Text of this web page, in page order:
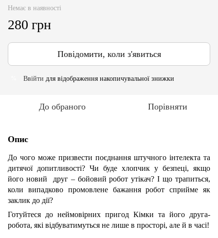
Немає в наявності
280 грн
Повідомити, коли з'явиться
Ввійти для відображення накопичувальної знижки
До обраного Порівняти
Опис
До чого може призвести поєднання штучного інтелекта та
дитячої допитливості? Чи буде хлопчик у безпеці, якщо
його новий друг – бойовий робот утікач? І що трапиться,
коли випадково промовлене бажання робот сприйме як
заклик до дії?
Готуйтеся до неймовірних пригод Кімки та його друга-
робота, які відбуватимуться не лише в просторі, але й в часі!